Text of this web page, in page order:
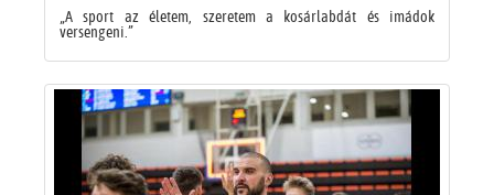
„A sport az életem, szeretem a kosárlabdát és imádok
versengeni.”